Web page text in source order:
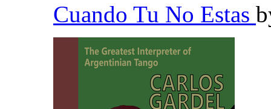
Cuando Tu No Estas